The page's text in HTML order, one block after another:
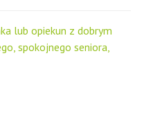
lub opiekun z dobrym
spokojnego seniora,